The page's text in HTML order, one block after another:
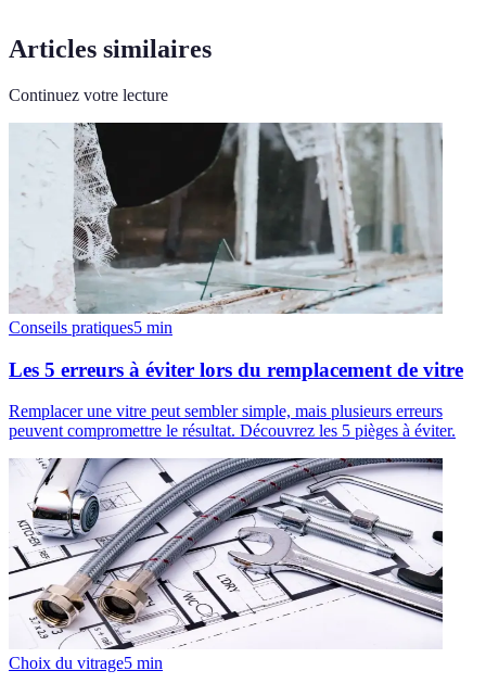
Articles similaires
Continuez votre lecture
Conseils pratiques5 min
Les 5 erreurs à éviter lors du remplacement de vitre
Remplacer une vitre peut sembler simple, mais plusieurs erreurs
peuvent compromettre le résultat. Découvrez les 5 pièges à éviter.
Choix du vitrage5 min